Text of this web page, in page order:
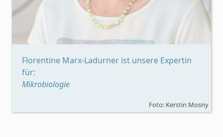
Florentine Marx-Ladurner ist unsere Expertin
für:
Mikrobiologie
Foto: Kerstin Mosny